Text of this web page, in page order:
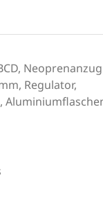
Regulator,